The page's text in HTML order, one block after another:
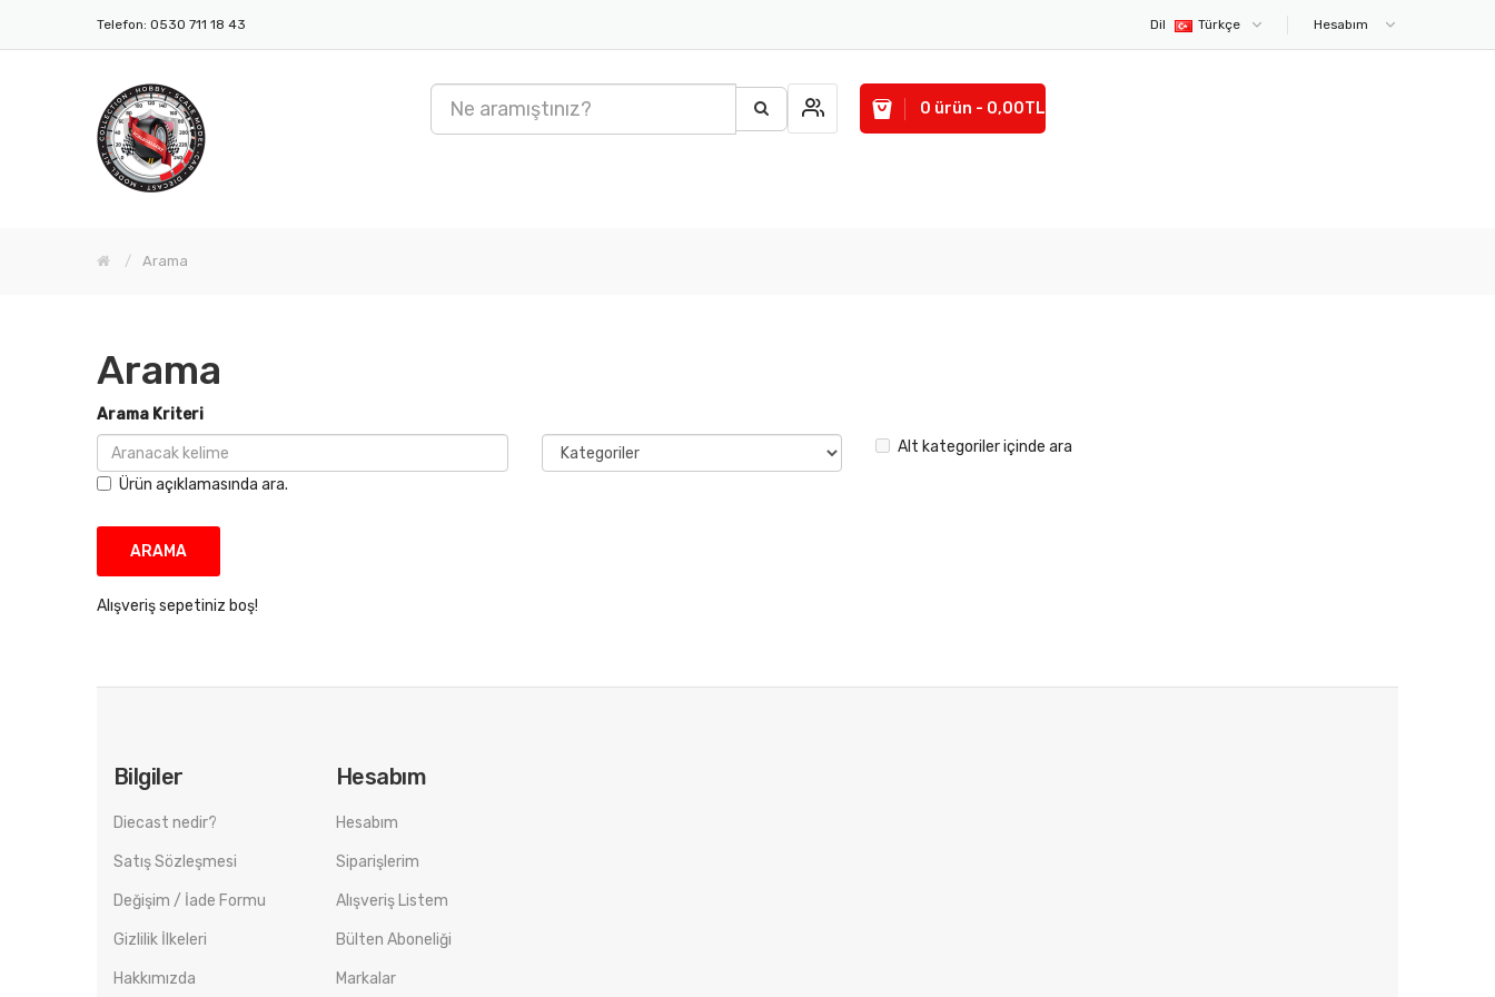
Telefon: 0530 711 18 43 Dil Türkçe Hesabım
0 ürün - 0,00TL
Arama
Arama
Arama Kriteri
Alt kategoriler içinde ara
Ürün açıklamasında ara.
Alışveriş sepetiniz boş!
Bilgiler
Diecast nedir?
Satış Sözleşmesi
Değişim / İade Formu
Gizlilik İlkeleri
Hakkımızda
Hesabım
Hesabım
Siparişlerim
Alışveriş Listem
Bülten Aboneliği
Markalar